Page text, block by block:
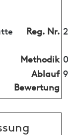
Reg. Nr.
Methodik
Ablauf
Bewertung